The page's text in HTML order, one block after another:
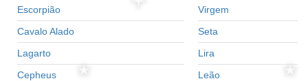
Escorpião
Cavalo Alado
Lagarto
Cepheus
Virgem
Seta
Lira
Leão